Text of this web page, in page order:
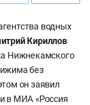
водных
Кириллов
Нижнекамского
без
он заявил
в МИА «Россия